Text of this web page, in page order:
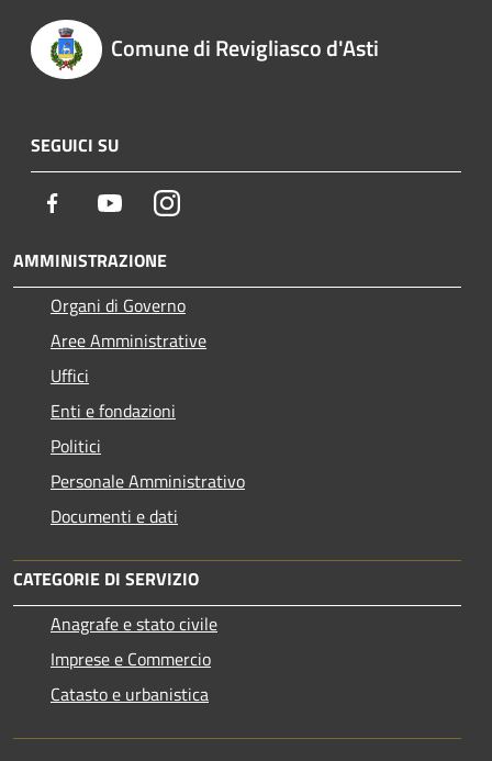
Comune di Revigliasco d'Asti
SEGUICI SU
Facebook YoutubeInstagram
AMMINISTRAZIONE
Organi di Governo
Aree Amministrative
Uffici
Enti e fondazioni
Politici
Personale Amministrativo
Documenti e dati
CATEGORIE DI SERVIZIO
Anagrafe e stato civile
Imprese e Commercio
Catasto e urbanistica